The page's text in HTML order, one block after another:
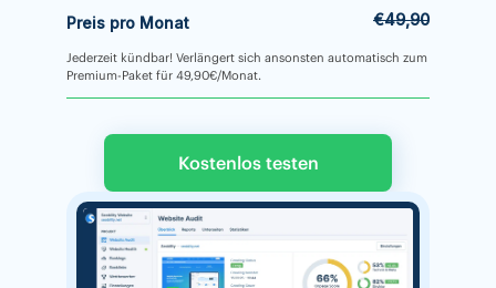
Preis pro Monat €49,90
Jederzeit kündbar! Verlängert sich ansonsten automatisch zum
Premium-Paket für 49,90€/Monat.
Kostenlos testen